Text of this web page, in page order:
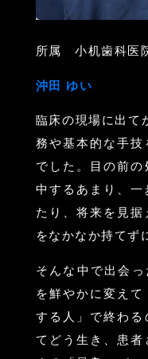
所属 小机歯科医
沖田 ゆい
臨床の現場に出て
務や基本的な手技
でした。目の前
中するあまり、一
たり、将来を見
をなかなか持てず
そんな中で出会
を鮮やかに変え
する人」で終わる
てどう生き、患